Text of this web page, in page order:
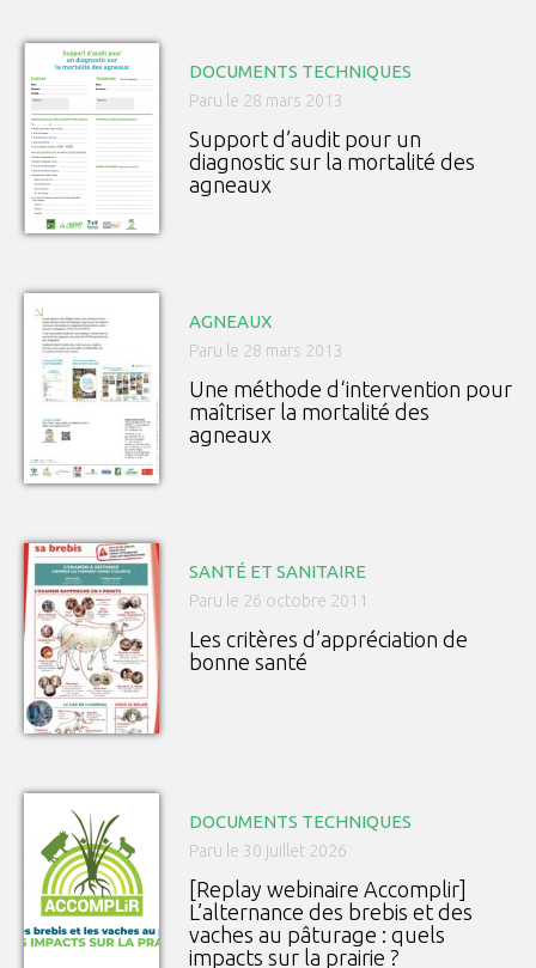
DOCUMENTS TECHNIQUES
Paru le 28 mars 2013
Support d’audit pour un
diagnostic sur la mortalité des
agneaux
AGNEAUX
Paru le 28 mars 2013
Une méthode d‘intervention pour
maîtriser la mortalité des
agneaux
SANTÉ ET SANITAIRE
Paru le 26 octobre 2011
Les critères d’appréciation de
bonne santé
DOCUMENTS TECHNIQUES
Paru le 30 juillet 2026
[Replay webinaire Accomplir]
L’alternance des brebis et des
vaches au pâturage : quels
impacts sur la prairie ?